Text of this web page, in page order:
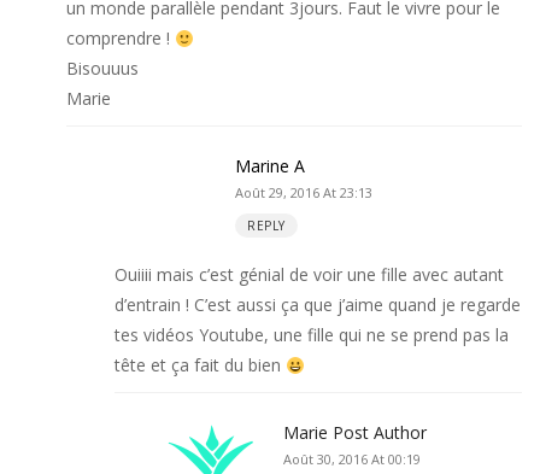
un monde parallèle pendant 3jours. Faut le vivre pour le
comprendre !
Bisouuus
Marie
Marine A
Août 29, 2016 At 23:13
REPLY
Ouiiii mais c’est génial de voir une fille avec autant
d’entrain ! C’est aussi ça que j’aime quand je regarde
tes vidéos Youtube, une fille qui ne se prend pas la
tête et ça fait du bien
Marie Post Author
Août 30, 2016 At 00:19